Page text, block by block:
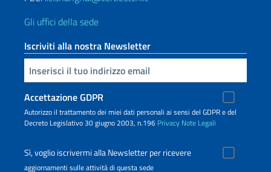
Gli uffici della sede
Iscriviti alla nostra Newsletter
Inserisci la tua email
Accettazione GDPR
Autorizzo il trattamento dei miei dati personali ai sensi del GDPR e del
Decreto Legislativo 30 giugno 2003, n.196 Privacy Note Legali
Sì, voglio iscrivermi alla Newsletter per ricevere
aggiornamenti sulle attività di questa sede